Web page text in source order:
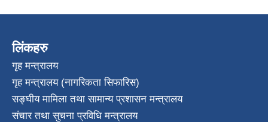
लिंकहरु
गृह मन्त्रालय
गृह मन्त्रालय (नागरिकता सिफारिस)
सङ्घीय मामिला तथा सामान्य प्रशासन मन्त्रालय
संचार तथा सुचना प्रविधि मन्त्रालय